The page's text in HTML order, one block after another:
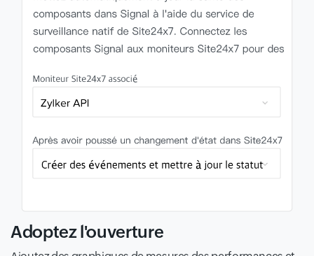
Adoptez l'ouverture